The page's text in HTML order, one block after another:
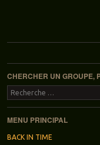
Navigation des articles
CHERCHER UN GROUPE,
Recherche
MENU PRINCIPAL
BACK IN TIME